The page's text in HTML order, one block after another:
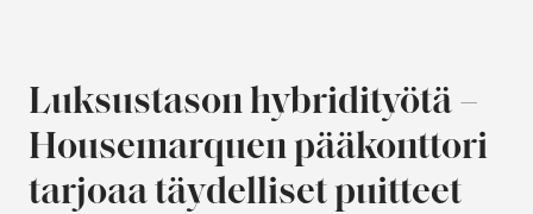
Luksustason hybridityötä –
Housemarquen pääkonttori
tarjoaa täydelliset puitteet